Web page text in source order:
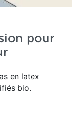
pour
en latex
bio.